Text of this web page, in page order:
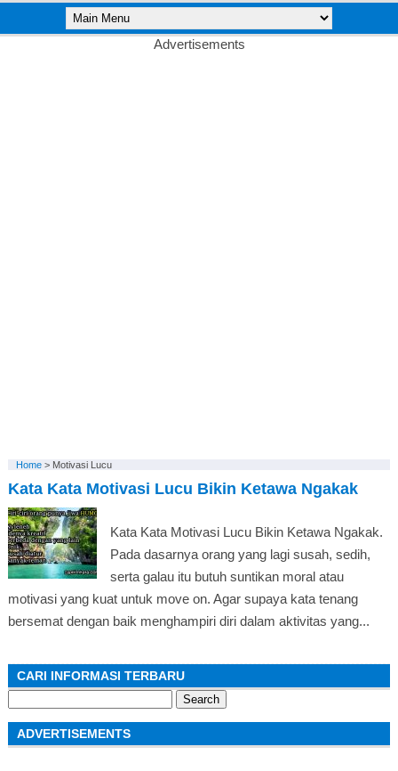
Advertisements
Home> Motivasi Lucu
Kata Kata Motivasi Lucu Bikin Ketawa Ngakak
Kata Kata Motivasi Lucu Bikin Ketawa Ngakak.
Pada dasarnya orang yang lagi susah, sedih,
serta galau itu butuh suntikan moral atau
motivasi yang kuat untuk move on. Agar supaya kata tenang
bersemat dengan baik menghampiri diri dalam aktivitas yang...
CARI INFORMASI TERBARU
for:
ADVERTISEMENTS